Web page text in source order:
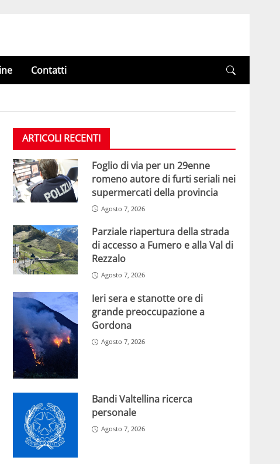
Contatti
ARTICOLI RECENTI
Foglio di via per un 29enne
romeno autore di furti seriali nei
supermercati della provincia
Agosto 7, 2026
Parziale riapertura della strada
di accesso a Fumero e alla Val di
Rezzalo
Agosto 7, 2026
Ieri sera e stanotte ore di
grande preoccupazione a
Gordona
Agosto 7, 2026
Bandi Valtellina ricerca
personale
Agosto 7, 2026